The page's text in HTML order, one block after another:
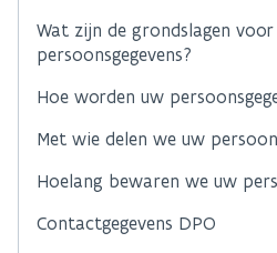
Wat zijn de grondslagen
persoonsgegevens?
Hoe worden uw
Met wie delen we uw
Hoelang bewaren we uw
Contactgegevens DPO